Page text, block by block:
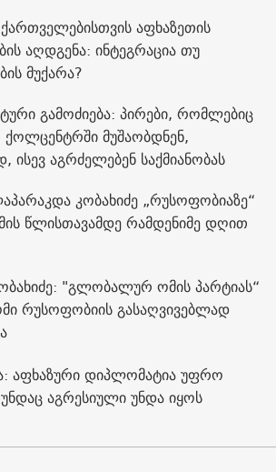
აფხაზეთის
აღდგენა: ინტეგრაცია თუ
მუქარა?
გამოძიება: პირები, რომლებიც
მუშაობდნენ,
ისევ აგრძელებენ საქმიანობას
კობახიძე „რუსოფობიაზე“
წლისთავამდე რამდენიმე დღით
"გლობალურ ომის პარტიას“
რუსოფობიის გასაღვივებლად
აფხაზური დიპლომატია უფრო
აგრესიული უნდა იყოს